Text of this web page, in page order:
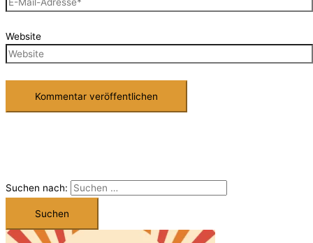
Website
Suchen nach: